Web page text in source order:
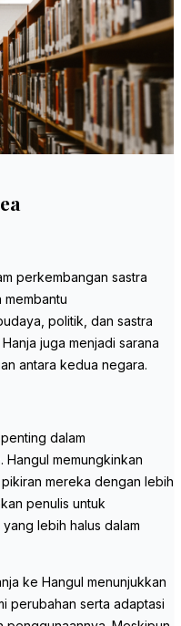
perkembangan sastra
membantu
politik, dan sastra
juga menjadi sarana
antara kedua negara.
dalam
memungkinkan
mereka dengan lebih
penulis untuk
lebih halus dalam
ke Hangul menunjukkan
perubahan serta adaptasi